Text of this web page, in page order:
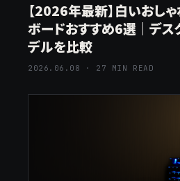
【2026年最新】白いおし
ボードおすすめ6選｜デス
デルを比較
2026.06.08 · 27 MIN READ